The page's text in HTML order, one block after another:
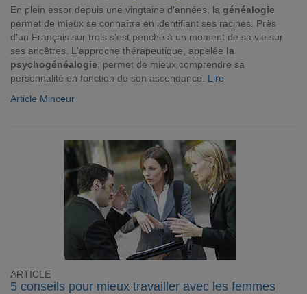
En plein essor depuis une vingtaine d'années, la généalogie
permet de mieux se connaître en identifiant ses racines. Près
d'un Français sur trois s'est penché à un moment de sa vie sur
ses ancêtres. L'approche thérapeutique, appelée la
psychogénéalogie , permet de mieux comprendre sa
personnalité en fonction de son ascendance. Lire
Article Minceur
ARTICLE
5 conseils pour mieux travailler avec les femmes